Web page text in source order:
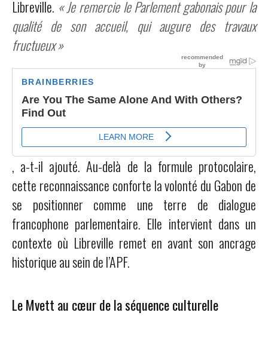
Libreville. « Je remercie le Parlement gabonais pour la
qualité de son accueil, qui augure des travaux
fructueux »
, a-t-il ajouté. Au-delà de la formule protocolaire,
cette reconnaissance conforte la volonté du Gabon de
se positionner comme une terre de dialogue
francophone parlementaire. Elle intervient dans un
contexte où Libreville remet en avant son ancrage
historique au sein de l’APF.
Le Mvett au cœur de la séquence culturelle